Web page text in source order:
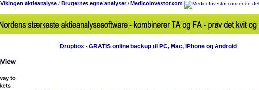
Vikingen aktieanalyse/ Brugernes egne analyser/ MedicoInvestor.com
Dropbox - GRATIS online backup til PC, Mac, iPhone og Android